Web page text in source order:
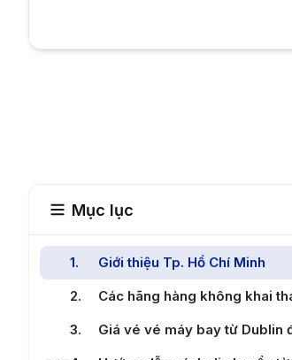
Mục lục
1.
Giới thiệu Tp. Hồ Chí Minh
2.
Các hãng hàng không khai
3.
Giá vé vé máy bay từ Dublin